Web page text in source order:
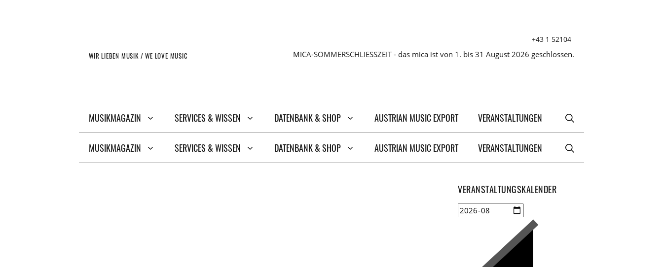
+43 1 52104
WIR LIEBEN MUSIK / WE LOVE MUSIC MICA-SOMMERSCHLIESSZEIT - das mica ist von 1. bis 31 August 2026 geschlossen.
MUSIKMAGAZIN SERVICES & WISSEN DATENBANK & SHOP AUSTRIAN MUSIC EXPORT VERANSTALTUNGEN
MUSIKMAGAZIN SERVICES & WISSEN DATENBANK & SHOP AUSTRIAN MUSIC EXPORT VERANSTALTUNGEN
VERANSTALTUNGSKALENDER